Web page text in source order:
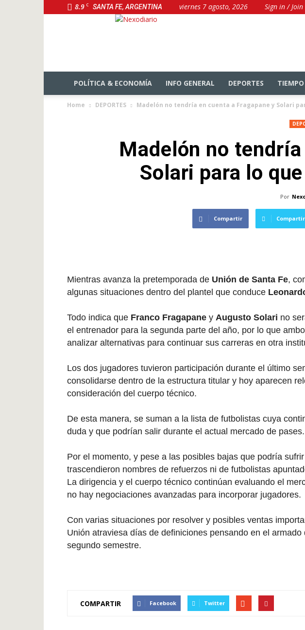
8.9 C SANTA FE, ARGENTINA viernes 7 agosto, 2026
Sign in / Join
POLÍTICA & ECONOMÍA INFO GENERAL DEPORTES TIEMPO
Home DEPORTES Madelón no tendría en cuenta a Fragapane y Solari
Madelón no
Solari para lo
Por
Compartir Compartir
Mientras avanza la pretemporada de Unión de Santa Fe,
algunas situaciones dentro del plantel que conduce
Todo indica que Franco Fragapane y Augusto Solari no
el entrenador para la segunda parte del año, por lo que
analizar alternativas para continuar sus carreras en otra
Los dos jugadores tuvieron participación durante el último
consolidarse dentro de la estructura titular y hoy aparecen
consideración del cuerpo técnico.
De esta manera, se suman a la lista de futbolistas cuya
duda y que podrían salir durante el actual mercado de pases.
Por el momento, y pese a las posibles bajas que podría
trascendieron nombres de refuerzos ni de futbolistas
La dirigencia y el cuerpo técnico continúan evaluando el
no hay negociaciones avanzadas para incorporar jugadores.
Con varias situaciones por resolver y posibles ventas
Unión atraviesa días de definiciones pensando en el armado
segundo semestre.
COMPARTIR Facebook Twitter